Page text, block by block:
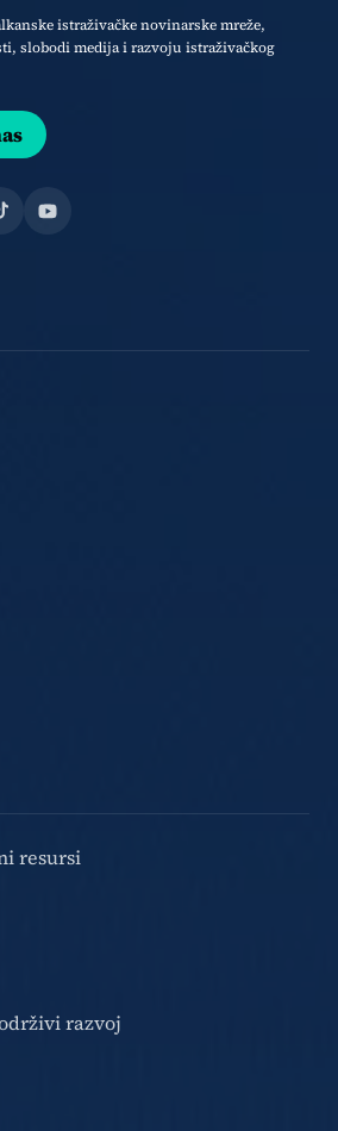
istraživačke novinarske mreže,
slobodi medija i razvoju istraživačkog
YouTube
resursi
razvoj